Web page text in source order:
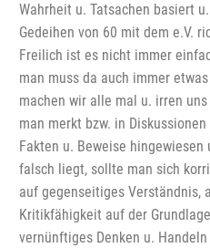
Wahrheit u. Tatsachen basiert
Gedeihen von 60 mit dem e.V.
Freilich ist es nicht immer
man muss da auch immer
machen wir alle mal u. irren
man merkt bzw. in
Fakten u. Beweise
falsch liegt, sollte man sich
auf gegenseitiges Verständnis,
Kritikfähigkeit auf der
vernünftiges Denken u.